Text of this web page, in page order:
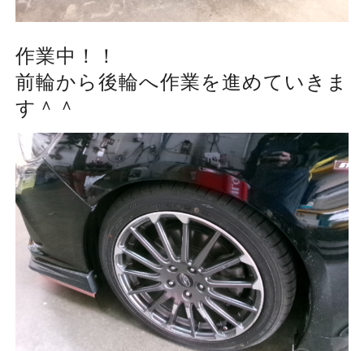
作業中！！
前輪から後輪へ作業を進めていきま
す＾＾